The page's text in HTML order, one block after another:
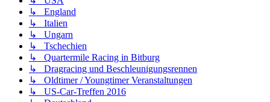
↳ England
↳ Italien
↳ Ungarn
↳ Tschechien
↳ Quartermile Racing in Bitburg
↳ Dragracing und Beschleunigungsrennen
↳ Oldtimer / Youngtimer Veranstaltungen
↳ US-Car-Treffen 2016